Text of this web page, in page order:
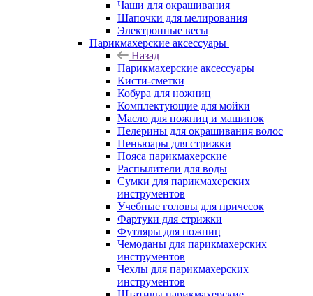
Чаши для окрашивания
Шапочки для мелирования
Электронные весы
Парикмахерские аксессуары
Назад
Парикмахерские аксессуары
Кисти-сметки
Кобура для ножниц
Комплектующие для мойки
Масло для ножниц и машинок
Пелерины для окрашивания волос
Пеньюары для стрижки
Пояса парикмахерские
Распылители для воды
Сумки для парикмахерских
инструментов
Учебные головы для причесок
Фартуки для стрижки
Футляры для ножниц
Чемоданы для парикмахерских
инструментов
Чехлы для парикмахерских
инструментов